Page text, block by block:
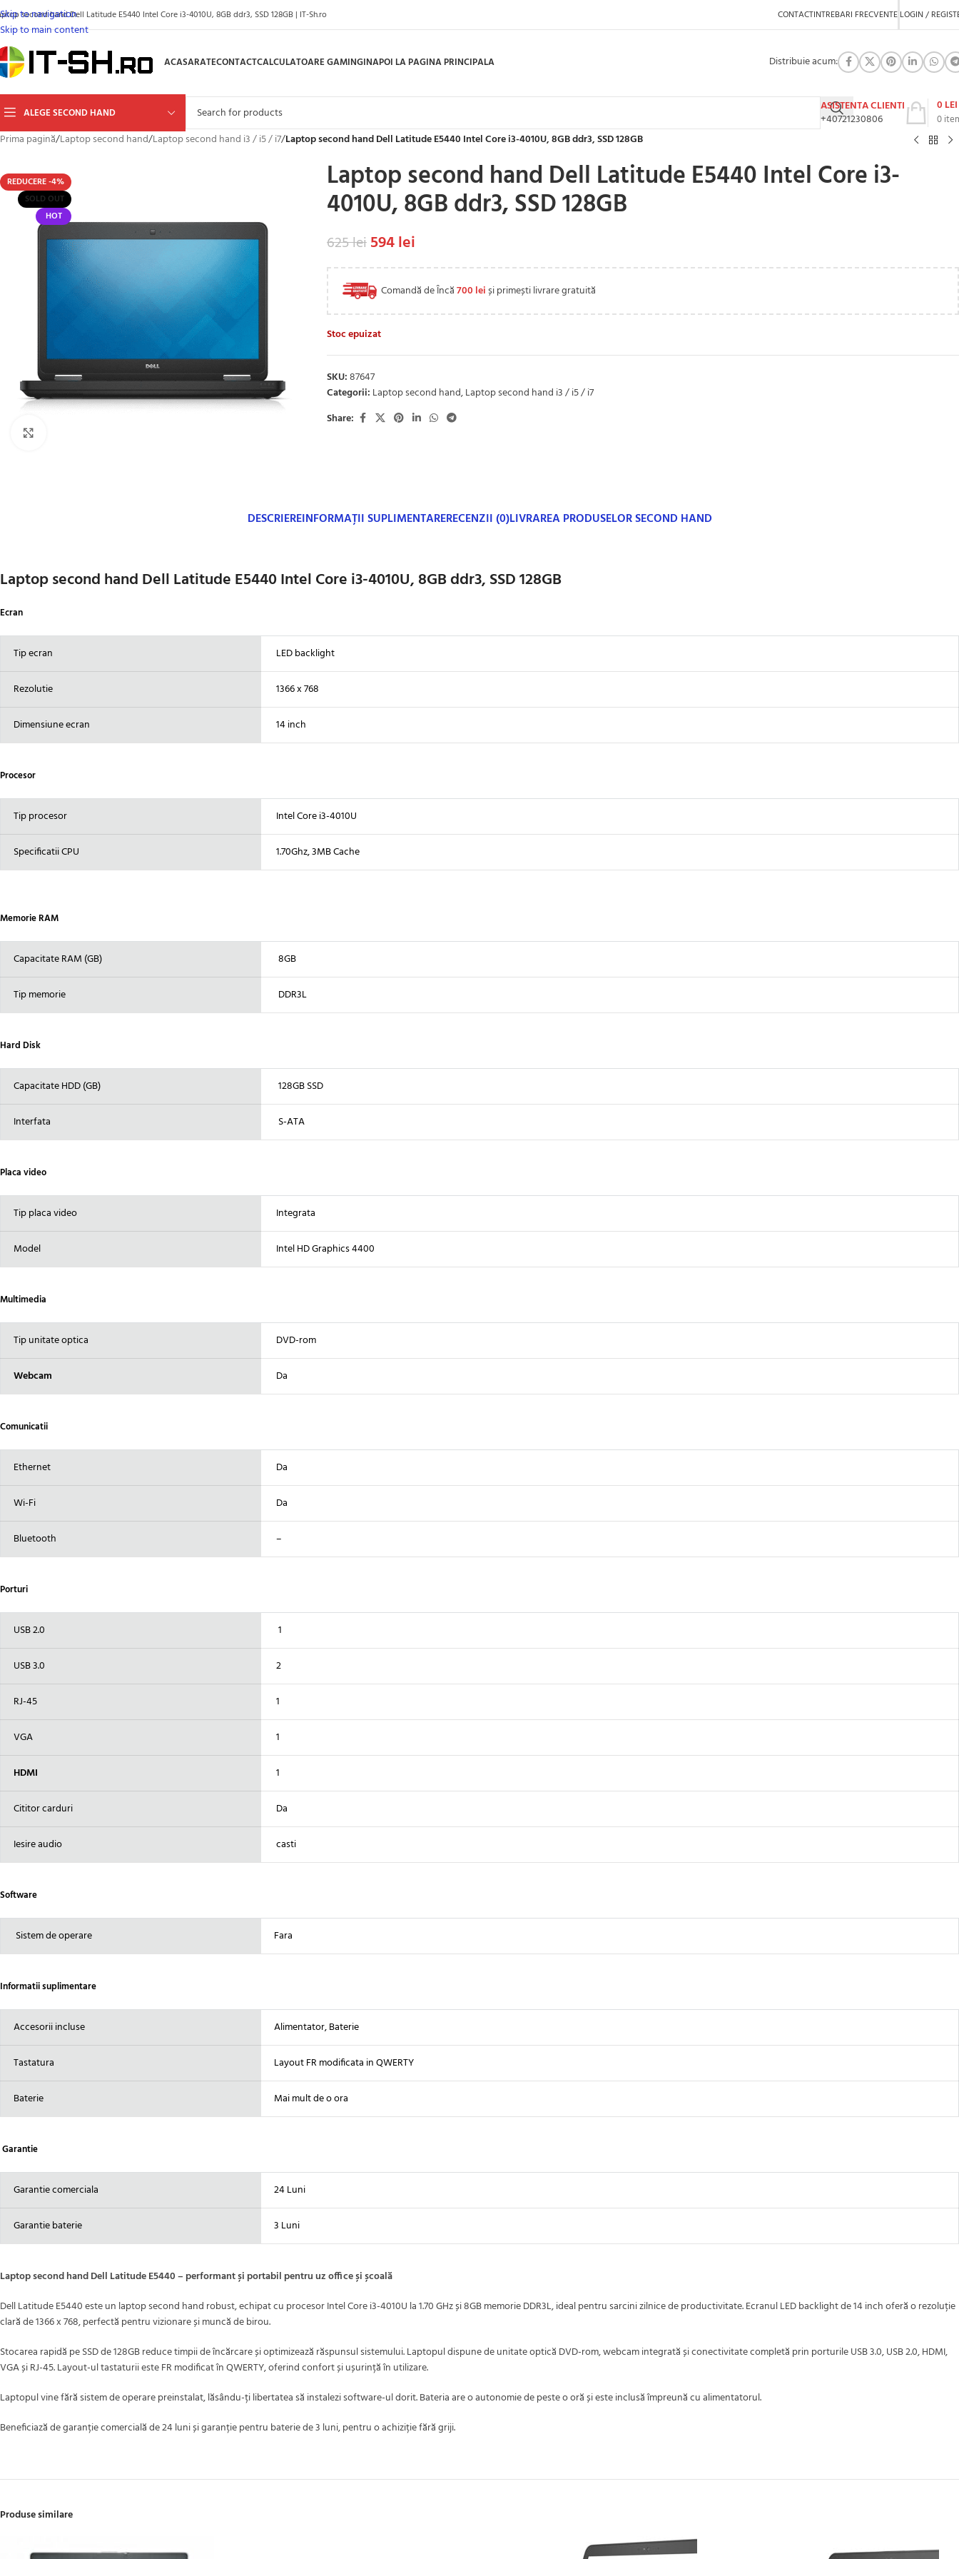
Skip to navigation
Skip to main content
second hand Dell Latitude E5440 Intel Core i3-4010U, 8GB ddr3, SSD 128GB | IT-Sh.ro CONTACTINTREBARI FRECVENTE LOGIN /
ACASARATECONTACTCALCULATOARE GAMINGINAPOI LA PAGINA PRINCIPALA Distribuie acum:
ALEGE SECOND HAND
ASISTENTA CLIENTI
+40721230806
0
0 LEI
Prima pagină/Laptop second hand/Laptop second hand i3 / i5 / i7/Laptop second hand Dell Latitude E5440 Intel Core i3-4010U, 8GB ddr3, SSD 128GB
REDUCERE -4%
SOLD OUT
HOT
Laptop second hand Dell Latitude E5440 Intel Core i3-
4010U, 8GB ddr3, SSD 128GB
625lei594lei
Comandă de Încă700 leiși primești livrare gratuită
Stoc epuizat
SKU:87647
Categorii: Laptop second hand,Laptop second hand i3 / i5 / i7
Share:
DESCRIEREINFORMAȚII SUPLIMENTARERECENZII (0)LIVRAREA PRODUSELOR SECOND HAND
Laptop second hand Dell Latitude E5440 Intel Core i3-4010U, 8GB ddr3, SSD 128GB
Ecran
Tip ecran LED backlight
Rezolutie 1366 x 768
Dimensiune ecran 14 inch
Procesor
Tip procesor Intel Core i3-4010U
Specificatii CPU 1.70Ghz, 3MB Cache
Memorie RAM
Capacitate RAM (GB) 8GB
Tip memorie DDR3L
Hard Disk
Capacitate HDD (GB) 128GB SSD
Interfata S-ATA
Placa video
Tip placa video Integrata
Model Intel HD Graphics 4400
Multimedia
Tip unitate optica DVD-rom
Webcam Da
Comunicatii
Ethernet Da
Wi-Fi Da
Bluetooth –
Porturi
USB 2.0 1
USB 3.0 2
RJ-45 1
VGA 1
HDMI 1
Cititor carduri Da
Iesire audio casti
Software
Sistem de operare Fara
Informatii suplimentare
Accesorii incluse Alimentator, Baterie
Tastatura Layout FR modificata in QWERTY
Baterie Mai mult de o ora
Garantie
Garantie comerciala 24 Luni
Garantie baterie 3 Luni
Laptop second hand Dell Latitude E5440 – performant și portabil pentru uz office și școală
Dell Latitude E5440 este un laptop second hand robust, echipat cu procesor Intel Core i3-4010U la 1.70 GHz și 8GB memorie DDR3L, ideal pentru sarcini zilnice de productivitate. Ecranul LED backlight de 14 inch oferă o rezoluție
clară de 1366 x 768, perfectă pentru vizionare și muncă de birou.
Stocarea rapidă pe SSD de 128GB reduce timpii de încărcare și optimizează răspunsul sistemului. Laptopul dispune de unitate optică DVD-rom, webcam integrată și conectivitate completă prin porturile USB 3.0, USB 2.0, HDMI,
VGA și RJ-45. Layout-ul tastaturii este FR modificat în QWERTY, oferind confort și ușurință în utilizare.
Laptopul vine fără sistem de operare preinstalat, lăsându-ți libertatea să instalezi software-ul dorit. Bateria are o autonomie de peste o oră și este inclusă împreună cu alimentatorul.
Beneficiază de garanție comercială de 24 luni și garanție pentru baterie de 3 luni, pentru o achiziție fără griji.
Produse similare